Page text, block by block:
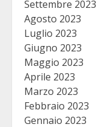
Settembre 2023
Agosto 2023
Luglio 2023
Giugno 2023
Maggio 2023
Aprile 2023
Marzo 2023
Febbraio 2023
Gennaio 2023